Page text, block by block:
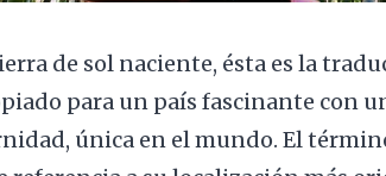
de sol naciente, ésta es la
para un país fascinante con
única en el mundo. El